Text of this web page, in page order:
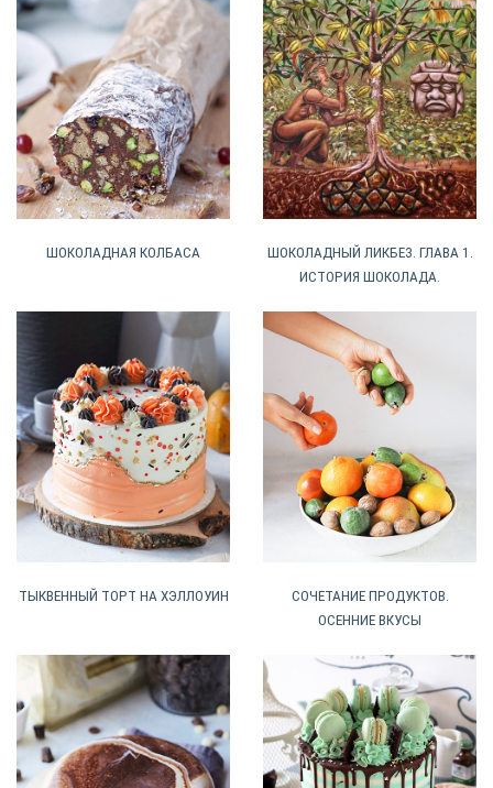
ШОКОЛАДНАЯ КОЛБАСА
ШОКОЛАДНЫЙ ЛИКБЕЗ. ГЛАВА 1.
ИСТОРИЯ ШОКОЛАДА.
ТЫКВЕННЫЙ ТОРТ НА ХЭЛЛОУИН
СОЧЕТАНИЕ ПРОДУКТОВ.
ОСЕННИЕ ВКУСЫ